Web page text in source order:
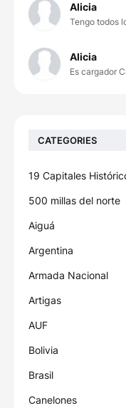
Alicia
Tengo todos
Alicia
Es cargador
CATEGORIES
19 Capitales
500 millas del norte
Aiguá
Argentina
Armada Nacional
Artigas
AUF
Bolivia
Brasil
Canelones